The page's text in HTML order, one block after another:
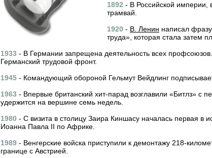
1892 - В Российской империи,
трамвай.
1920 - В. Ленин написал
труда», которая стала затем
1933 - В Германии запрещена деятельность всех
Германский трудовой фронт.
1945 - Командующий обороной Гельмут Вейдлинг
1963 - Впервые британский хит-парад возглавили «Битлз» с
удержится на вершине семь недель.
1980 - С визита в столицу Заира Киншасу началась первая в
Иоанна Павла II по Африке.
1989 - Венгерские войска приступили к демонтажу 218-
границе с Австрией.